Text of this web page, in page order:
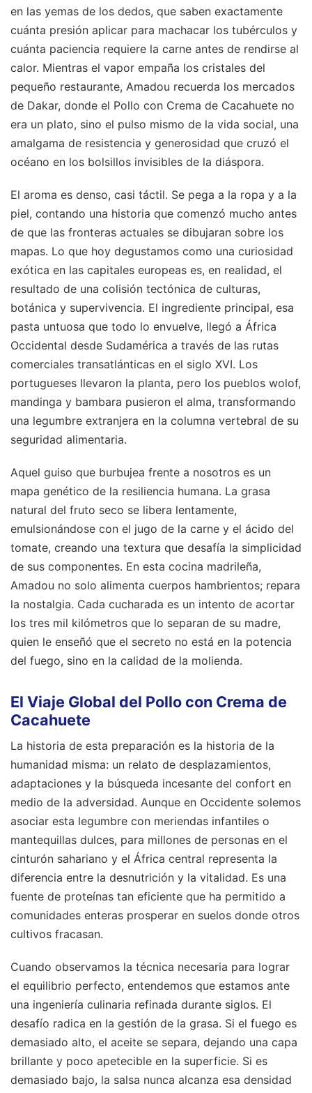
en las yemas de los dedos, que saben exactamente
cuánta presión aplicar para machacar los tubérculos y
cuánta paciencia requiere la carne antes de rendirse al
calor. Mientras el vapor empaña los cristales del
pequeño restaurante, Amadou recuerda los mercados
de Dakar, donde el Pollo con Crema de Cacahuete no
era un plato, sino el pulso mismo de la vida social, una
amalgama de resistencia y generosidad que cruzó el
océano en los bolsillos invisibles de la diáspora.
El aroma es denso, casi táctil. Se pega a la ropa y a la
piel, contando una historia que comenzó mucho antes
de que las fronteras actuales se dibujaran sobre los
mapas. Lo que hoy degustamos como una curiosidad
exótica en las capitales europeas es, en realidad, el
resultado de una colisión tectónica de culturas,
botánica y supervivencia. El ingrediente principal, esa
pasta untuosa que todo lo envuelve, llegó a África
Occidental desde Sudamérica a través de las rutas
comerciales transatlánticas en el siglo XVI. Los
portugueses llevaron la planta, pero los pueblos wolof,
mandinga y bambara pusieron el alma, transformando
una legumbre extranjera en la columna vertebral de su
seguridad alimentaria.
Aquel guiso que burbujea frente a nosotros es un
mapa genético de la resiliencia humana. La grasa
natural del fruto seco se libera lentamente,
emulsionándose con el jugo de la carne y el ácido del
tomate, creando una textura que desafía la simplicidad
de sus componentes. En esta cocina madrileña,
Amadou no solo alimenta cuerpos hambrientos; repara
la nostalgia. Cada cucharada es un intento de acortar
los tres mil kilómetros que lo separan de su madre,
quien le enseñó que el secreto no está en la potencia
del fuego, sino en la calidad de la molienda.
El Viaje Global del Pollo con Crema de
Cacahuete
La historia de esta preparación es la historia de la
humanidad misma: un relato de desplazamientos,
adaptaciones y la búsqueda incesante del confort en
medio de la adversidad. Aunque en Occidente solemos
asociar esta legumbre con meriendas infantiles o
mantequillas dulces, para millones de personas en el
cinturón sahariano y el África central representa la
diferencia entre la desnutrición y la vitalidad. Es una
fuente de proteínas tan eficiente que ha permitido a
comunidades enteras prosperar en suelos donde otros
cultivos fracasan.
Cuando observamos la técnica necesaria para lograr
el equilibrio perfecto, entendemos que estamos ante
una ingeniería culinaria refinada durante siglos. El
desafío radica en la gestión de la grasa. Si el fuego es
demasiado alto, el aceite se separa, dejando una capa
brillante y poco apetecible en la superficie. Si es
demasiado bajo, la salsa nunca alcanza esa densidad